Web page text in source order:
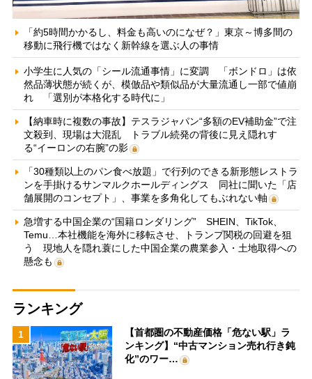
「約5時間かかるし、料金も高いのになぜ？」東京～博多間の
移動に飛行機ではなく新幹線を選ぶ人の事情
小学生に人気の「シール流通事情」に変調 「ボンドロ」は依
然品薄状態が続くが、模倣品や類似品が大量流通し一部で値崩
れ 「選別が本格化する時代に」
【納車時に複数の事故】テスラジャパン“多額のEV補助金”で注
文殺到、現場は大混乱 トラブル続発の背後に見え隠れす
る“イーロンの右腕”の影
「30種類以上のパン食べ放題」で行列のできる新形態レストラ
ンを手掛けるサンマルクホールディングス 同社に聞いた「店
舗展開のコンセプト」、事業を多角化してもぶれない軸
急増する中国企業の“国籍ロンダリング” SHEIN、TikTok、
Temu…本社機能を海外に移転させ、トランプ関税の回避を狙
う 現地人を隠れ蓑にした中国企業の農業参入・土地取得への
懸念も
ランキング
1
【首都圏の不動産価格「危ない駅」ラ
ンキング】“中古マンション売れ行き鈍
化”のワー…